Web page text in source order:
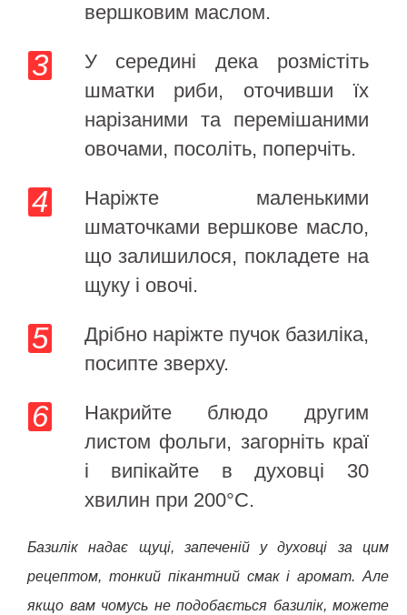
вершковим маслом.
У середині дека розмістіть
шматки риби, оточивши їх
нарізаними та перемішаними
овочами, посоліть, поперчіть.
Наріжте маленькими
шматочками вершкове масло,
що залишилося, покладете на
щуку і овочі.
Дрібно наріжте пучок базиліка,
посипте зверху.
Накрийте блюдо другим
листом фольги, загорніть краї
і випікайте в духовці 30
хвилин при 200°С.
Базилік надає щуці, запеченій у духовці за цим
рецептом, тонкий пікантний смак і аромат. Але
якщо вам чомусь не подобається базилік, можете